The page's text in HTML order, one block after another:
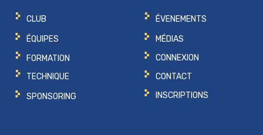
CLUB
ÉQUIPES
FORMATION
TECHNIQUE
SPONSORING
ÉVENEMENTS
MÉDIAS
CONNEXION
CONTACT
INSCRIPTIONS